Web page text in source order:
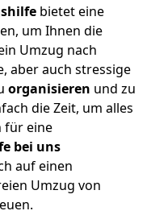
bietet eine
um Ihnen die
Umzug nach
aber auch stressige
organisieren und zu
die Zeit, um alles
für eine
bei uns
auf einen
Umzug von